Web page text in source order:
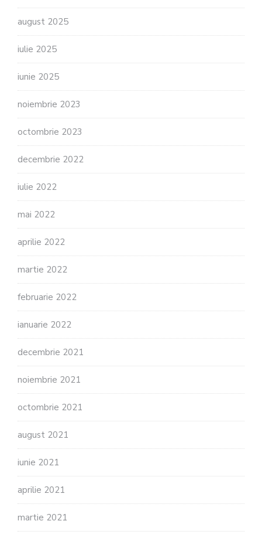
august 2025
iulie 2025
iunie 2025
noiembrie 2023
octombrie 2023
decembrie 2022
iulie 2022
mai 2022
aprilie 2022
martie 2022
februarie 2022
ianuarie 2022
decembrie 2021
noiembrie 2021
octombrie 2021
august 2021
iunie 2021
aprilie 2021
martie 2021